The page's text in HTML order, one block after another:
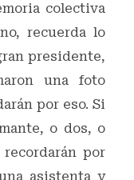
colectiva
recuerda lo
presidente,
una foto
por eso. Si
o dos, o
por
asistenta y